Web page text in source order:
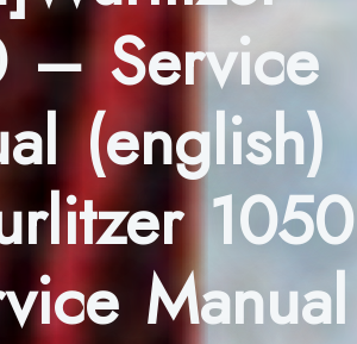
– Service
(english)
1050
Manual